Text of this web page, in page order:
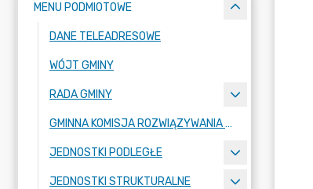
MENU PODMIOTOWE
DANE TELEADRESOWE
WÓJT GMINY
RADA GMINY
GMINNA KOMISJA ROZWIĄZYWANIA PROBLEMÓW ALKOHOLOWYCH
JEDNOSTKI PODLEGŁE
JEDNOSTKI STRUKTURALNE